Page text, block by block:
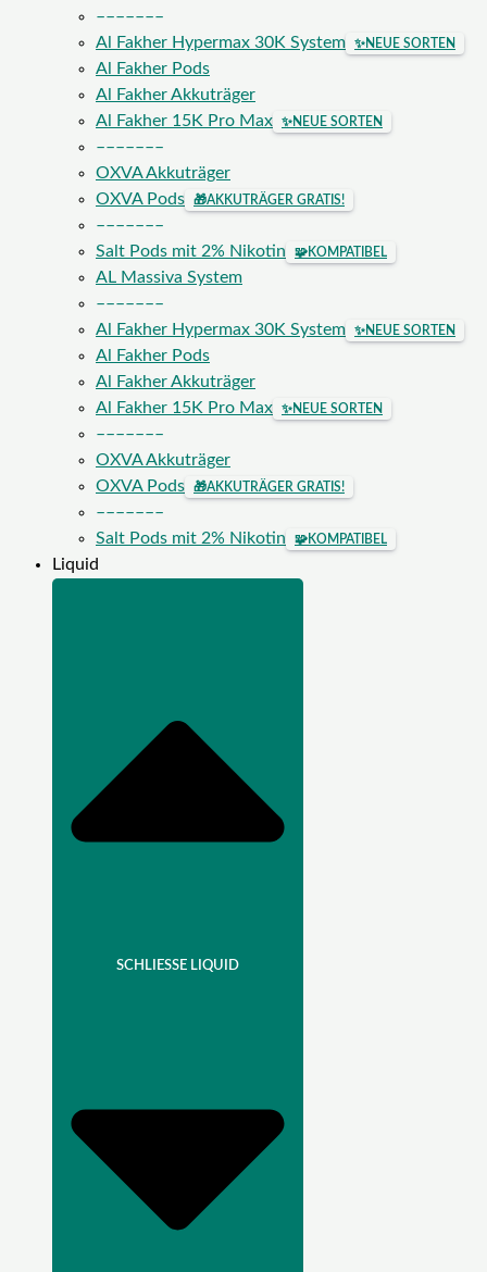
–––––––
Al Fakher Hypermax 30K System
✨NEUE SORTEN
Al Fakher Pods
Al Fakher Akkuträger
Al Fakher 15K Pro Max
✨NEUE SORTEN
–––––––
OXVA Akkuträger
OXVA Pods
🎁AKKUTRÄGER GRATIS!
–––––––
Salt Pods mit 2% Nikotin
🧩KOMPATIBEL
AL Massiva System
–––––––
Al Fakher Hypermax 30K System
✨NEUE SORTEN
Al Fakher Pods
Al Fakher Akkuträger
Al Fakher 15K Pro Max
✨NEUE SORTEN
–––––––
OXVA Akkuträger
OXVA Pods
🎁AKKUTRÄGER GRATIS!
–––––––
Salt Pods mit 2% Nikotin
🧩KOMPATIBEL
Liquid
SCHLIESSE LIQUID